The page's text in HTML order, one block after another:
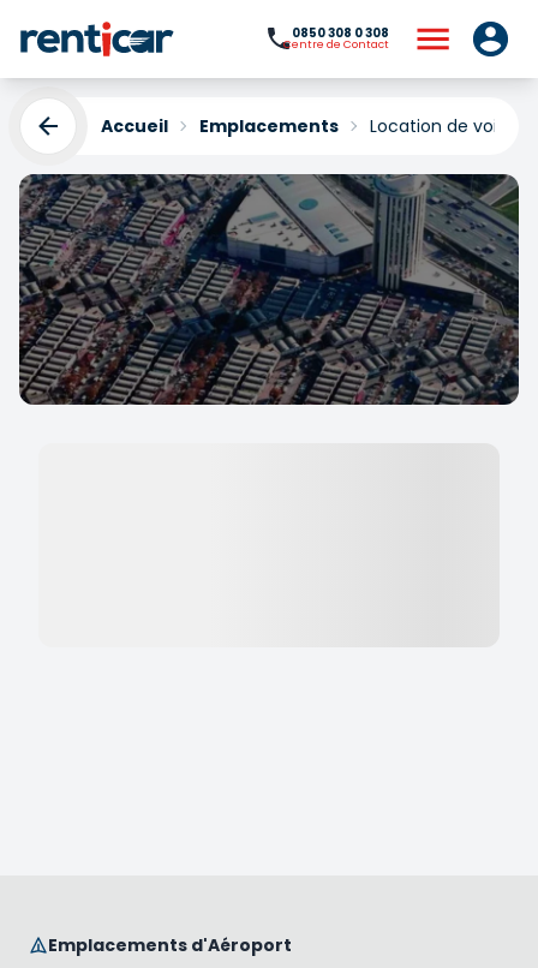
0850 308 0 308
Centre de Contact
Accueil Emplacements Location de
Location de voitures
Emplacements d'Aéroport